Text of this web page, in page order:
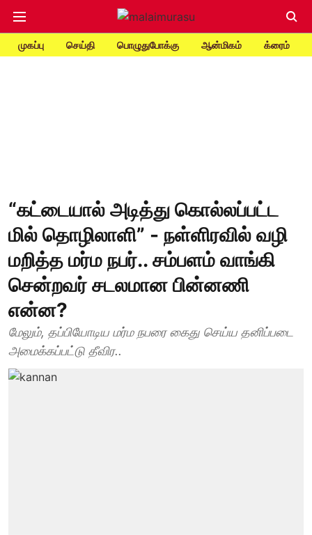
முகப்பு செய்தி பொழுதுபோக்கு ஆன்மிகம் க்ரைம்
“கட்டையால் அடித்து கொல்லப்பட்ட
மில் தொழிலாளி” - நள்ளிரவில் வழி
மறித்த மர்ம நபர்.. சம்பளம் வாங்கி
சென்றவர் சடலமான பின்னணி
என்ன?
மேலும், தப்பியோடிய மர்ம நபரை கைது செய்ய தனிப்படை
அமைக்கப்பட்டு தீவிர..